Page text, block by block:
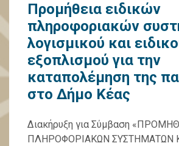
Προμήθεια ειδικών
πληροφοριακών
λογισμικού και
εξοπλισμού για την
καταπολέμηση της
στο Δήμο Κέας
Διακήρυξη για Σύμβαση
ΠΛΗΡΟΦΟΡΙΑΚΩΝ ΣΥΣΤΗΜΑΤΩΝ